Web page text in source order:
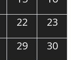
22
23
29
30